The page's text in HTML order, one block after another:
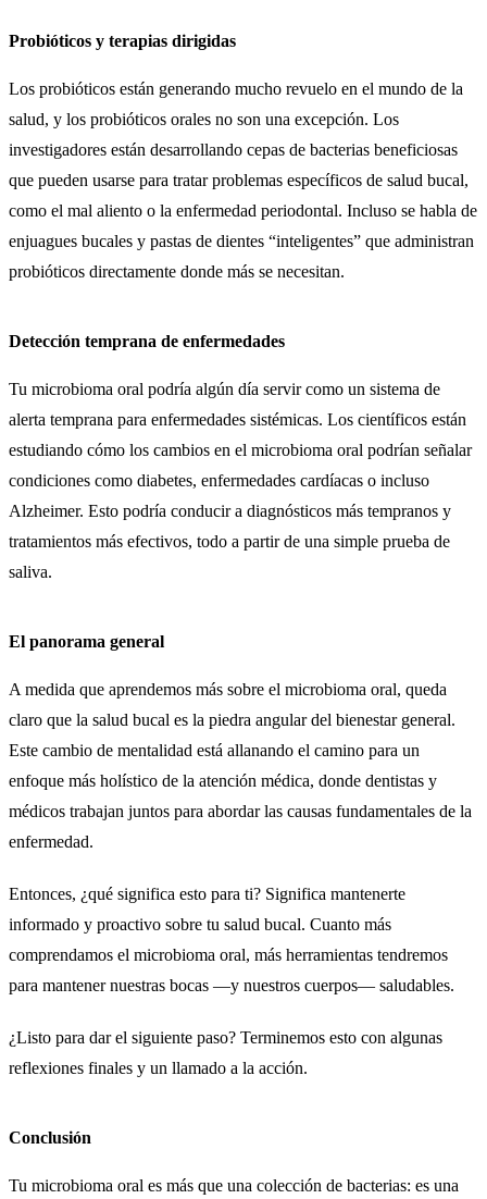
Probióticos y terapias dirigidas
Los probióticos están generando mucho revuelo en el mundo de la
salud, y los probióticos orales no son una excepción. Los
investigadores están desarrollando cepas de bacterias beneficiosas
que pueden usarse para tratar problemas específicos de salud bucal,
como el mal aliento o la enfermedad periodontal. Incluso se habla de
enjuagues bucales y pastas de dientes “inteligentes” que administran
probióticos directamente donde más se necesitan.
Detección temprana de enfermedades
Tu microbioma oral podría algún día servir como un sistema de
alerta temprana para enfermedades sistémicas. Los científicos están
estudiando cómo los cambios en el microbioma oral podrían señalar
condiciones como diabetes, enfermedades cardíacas o incluso
Alzheimer. Esto podría conducir a diagnósticos más tempranos y
tratamientos más efectivos, todo a partir de una simple prueba de
saliva.
El panorama general
A medida que aprendemos más sobre el microbioma oral, queda
claro que la salud bucal es la piedra angular del bienestar general.
Este cambio de mentalidad está allanando el camino para un
enfoque más holístico de la atención médica, donde dentistas y
médicos trabajan juntos para abordar las causas fundamentales de la
enfermedad.
Entonces, ¿qué significa esto para ti? Significa mantenerte
informado y proactivo sobre tu salud bucal. Cuanto más
comprendamos el microbioma oral, más herramientas tendremos
para mantener nuestras bocas —y nuestros cuerpos— saludables.
¿Listo para dar el siguiente paso? Terminemos esto con algunas
reflexiones finales y un llamado a la acción.
Conclusión
Tu microbioma oral es más que una colección de bacterias: es una